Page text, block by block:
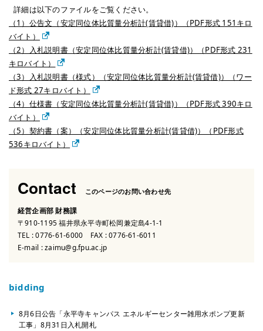
1詳細は以下のファイルをご覧ください。
（1）公告文（安定同位体比質量分析計(賃貸借)）（PDF形式 151キロ
バイト）
（2）入札説明書（安定同位体比質量分析計(賃貸借)）（PDF形式 231
キロバイト）
（3）入札説明書（様式）（安定同位体比質量分析計(賃貸借)）（ワー
ド形式 27キロバイト）
（4）仕様書（安定同位体比質量分析計(賃貸借)）（PDF形式 390キロ
バイト）
（5）契約書（案）（安定同位体比質量分析計(賃貸借)）（PDF形式
536キロバイト）
Contact このページのお問い合わせ先
経営企画部 財務課
〒910-1195 福井県永平寺町松岡兼定島4-1-1
TEL :0776-61-6000 FAX : 0776-61-6011
E-mail :zaimu@g.fpu.ac.jp
bidding
8月6日公告「永平寺キャンパス エネルギーセンター雑用水ポンプ更新
工事」8月31日入札開札